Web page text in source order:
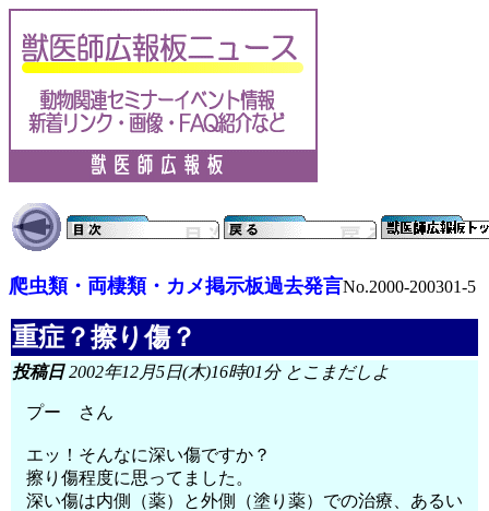
爬虫類・両棲類・カメ掲示板過去発言No.2000-200301-5
重症？擦り傷？
投稿日2002年12月5日(木)16時01分 とこまだしよ
プー さん
エッ！そんなに深い傷ですか？
擦り傷程度に思ってました。
深い傷は内側（薬）と外側（塗り薬）での治療、あるい